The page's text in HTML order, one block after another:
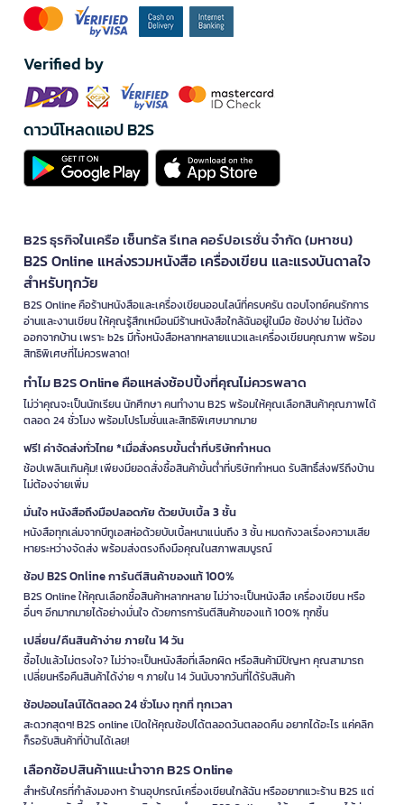
Verified by
ดาวน์โหลดแอป B2S
B2S ธุรกิจในเครือ เซ็นทรัล รีเทล คอร์ปอเรชั่น จำกัด (มหาชน)
B2S Online แหล่งรวมหนังสือ เครื่องเขียน และแรงบันดาลใจ
สำหรับทุกวัย
B2S Online คือร้านหนังสือและเครื่องเขียนออนไลน์ที่ครบครัน ตอบโจทย์คนรักการ
อ่านและงานเขียน ให้คุณรู้สึกเหมือนมีร้านหนังสือใกล้ฉันอยู่ในมือ ช้อปง่าย ไม่ต้อง
ออกจากบ้าน เพราะ b2s มีทั้งหนังสือหลากหลายแนวและเครื่องเขียนคุณภาพ พร้อม
สิทธิพิเศษที่ไม่ควรพลาด!
ทำไม B2S Online คือแหล่งช้อปปิ้งที่คุณไม่ควรพลาด
ไม่ว่าคุณจะเป็นนักเรียน นักศึกษา คนทำงาน B2S พร้อมให้คุณเลือกสินค้าคุณภาพได้
ตลอด 24 ชั่วโมง พร้อมโปรโมชั่นและสิทธิพิเศษมากมาย
ฟรี! ค่าจัดส่งทั่วไทย *เมื่อสั่งครบขั้นต่ำที่บริษัทกำหนด
ช้อปเพลินเกินคุ้ม! เพียงมียอดสั่งซื้อสินค้าขั้นต่ำที่บริษัทกำหนด รับสิทธิ์ส่งฟรีถึงบ้าน
ไม่ต้องจ่ายเพิ่ม
มั่นใจ หนังสือถึงมือปลอดภัย ด้วยบับเบิ้ล 3 ชั้น
หนังสือทุกเล่มจากบีทูเอสห่อด้วยบับเบิ้ลหนาแน่นถึง 3 ชั้น หมดกังวลเรื่องความเสีย
หายระหว่างจัดส่ง พร้อมส่งตรงถึงมือคุณในสภาพสมบูรณ์
ช้อป B2S Online การันตีสินค้าของแท้ 100%
B2S Online ให้คุณเลือกซื้อสินค้าหลากหลาย ไม่ว่าจะเป็นหนังสือ เครื่องเขียน หรือ
อื่นๆ อีกมากมายได้อย่างมั่นใจ ด้วยการการันตีสินค้าของแท้ 100% ทุกชิ้น
เปลี่ยน/คืนสินค้าง่าย ภายใน 14 วัน
ซื้อไปแล้วไม่ตรงใจ? ไม่ว่าจะเป็นหนังสือที่เลือกผิด หรือสินค้ามีปัญหา คุณสามารถ
เปลี่ยนหรือคืนสินค้าได้ง่าย ๆ ภายใน 14 วันนับจากวันที่ได้รับสินค้า
ช้อปออนไลน์ได้ตลอด 24 ชั่วโมง ทุกที่ ทุกเวลา
สะดวกสุดๆ! B2S online เปิดให้คุณช้อปได้ตลอดวันตลอดคืน อยากได้อะไร แค่คลิก
ก็รอรับสินค้าที่บ้านได้เลย!
เลือกช้อปสินค้าแนะนำจาก B2S Online
สำหรับใครที่กำลังมองหา ร้านอุปกรณ์เครื่องเขียนใกล้ฉัน หรืออยากแวะร้าน B2S แต่